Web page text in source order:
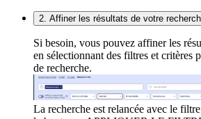
2. Affiner les résultats de votre
Si besoin, vous pouvez affiner les
en sélectionnant des filtres et critères
de recherche.
La recherche est relancée avec le